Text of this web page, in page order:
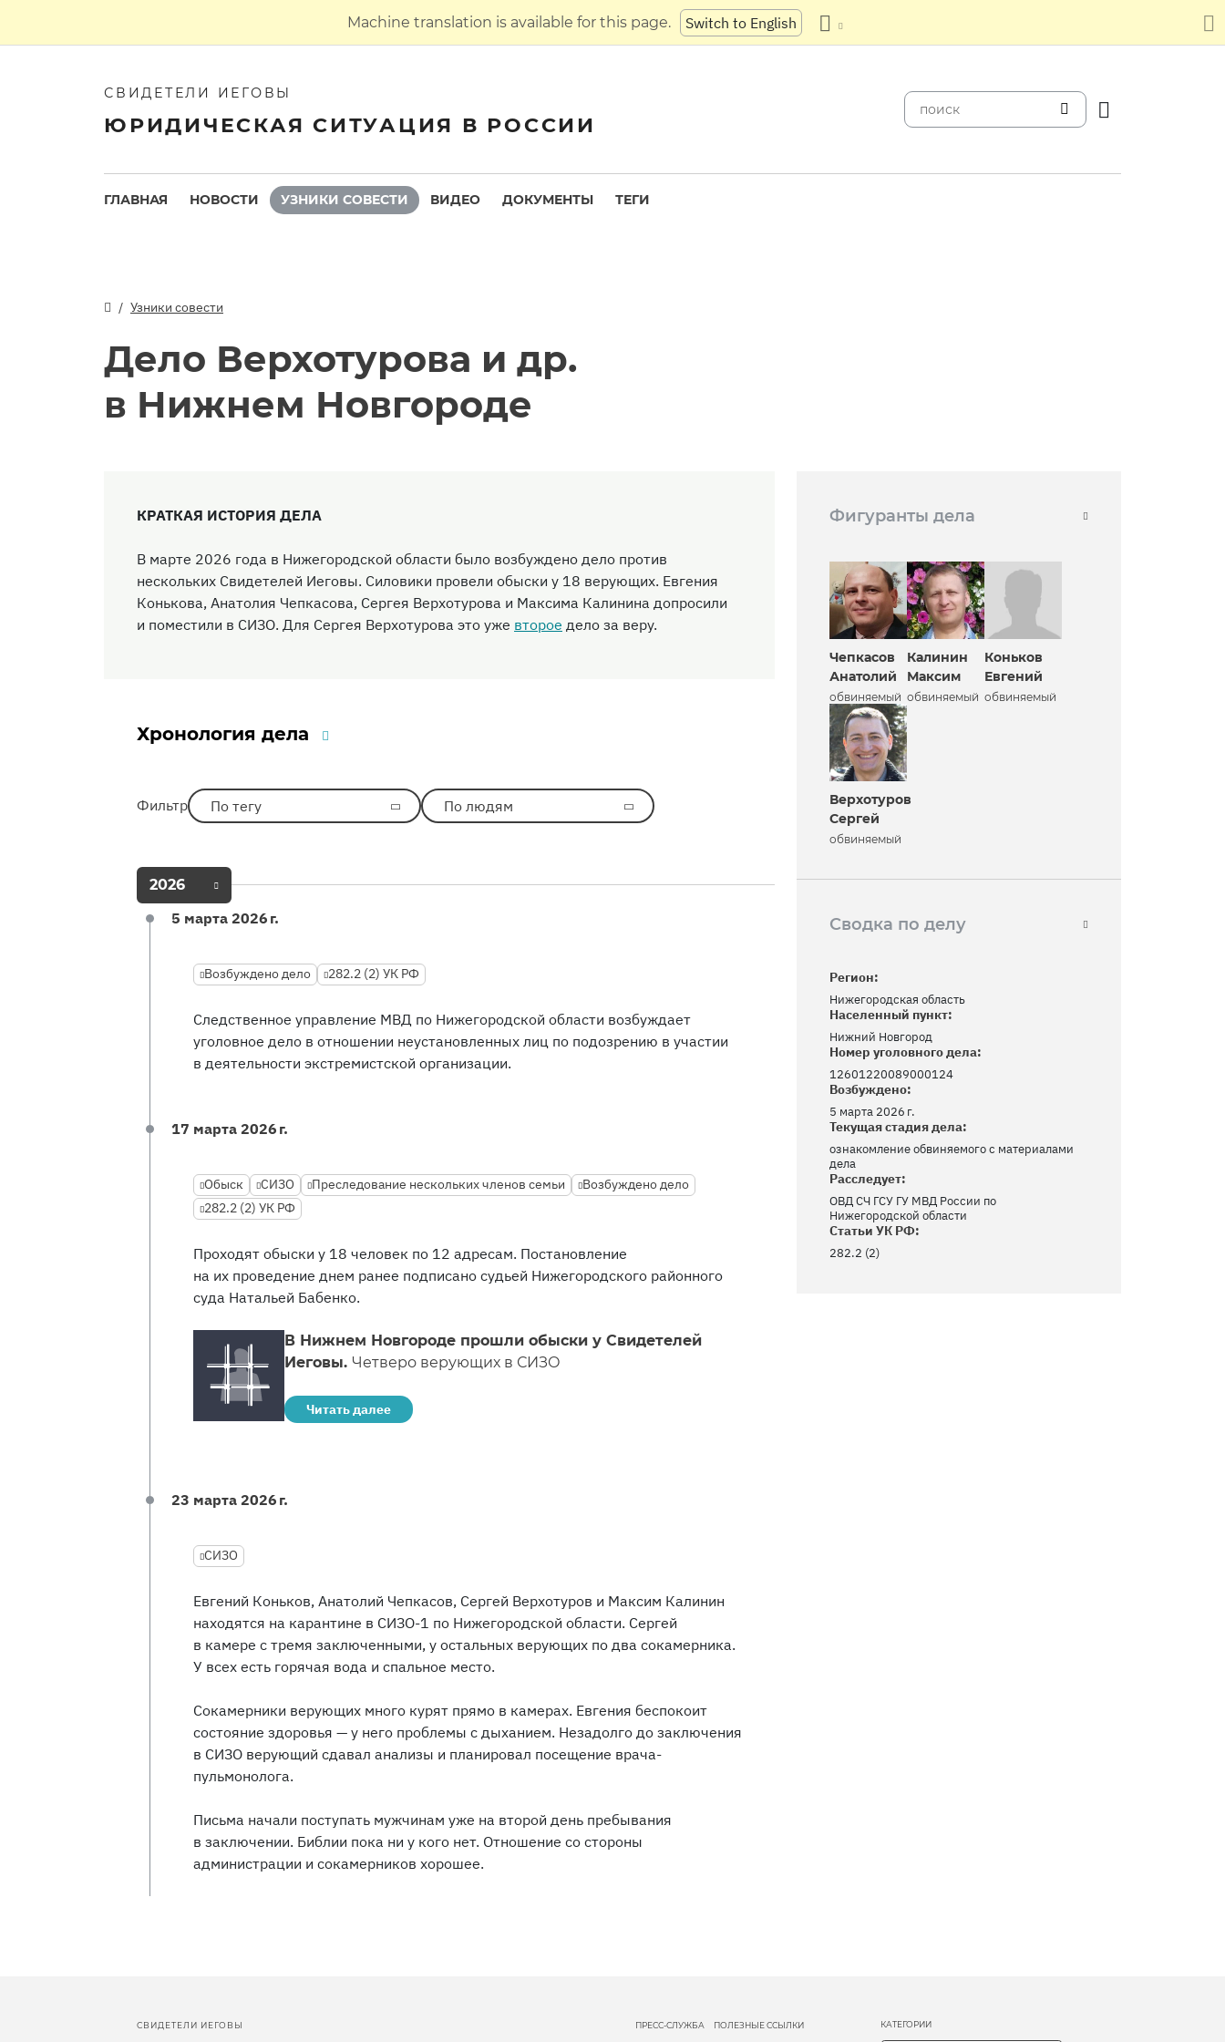
Machine translation is available for this page. Switch to English
СВИДЕТЕЛИ ИЕГОВЫ
ЮРИДИЧЕСКАЯ СИТУАЦИЯ В РОССИИ
ГЛАВНАЯ НОВОСТИ УЗНИКИ СОВЕСТИ ВИДЕО ДОКУМЕНТЫ ТЕГИ
Узники совести
Дело Верхотурова и др.
в Нижнем Новгороде
КРАТКАЯ ИСТОРИЯ ДЕЛА
В марте 2026 года в Нижегородской области было возбуждено дело против
нескольких Свидетелей Иеговы. Силовики провели обыски у 18 верующих. Евгения
Конькова, Анатолия Чепкасова, Сергея Верхотурова и Максима Калинина допросили
и поместили в СИЗО. Для Сергея Верхотурова это уже второе дело за веру.
Хронология дела
Фильтр По тегу По людям
2026
5 марта 2026 г.
Возбуждено дело 282.2 (2) УК РФ
Следственное управление МВД по Нижегородской области возбуждает
уголовное дело в отношении неустановленных лиц по подозрению в участии
в деятельности экстремистской организации.
17 марта 2026 г.
Обыск СИЗО Преследование нескольких членов семьи
Возбуждено дело
282.2 (2) УК РФ
Проходят обыски у 18 человек по 12 адресам. Постановление
на их проведение днем ранее подписано судьей Нижегородского районного
суда Натальей Бабенко.
В Нижнем Новгороде прошли обыски у Свидетелей
Иеговы. Четверо верующих в СИЗО
Читать далее
23 марта 2026 г.
СИЗО
Евгений Коньков, Анатолий Чепкасов, Сергей Верхотуров и Максим Калинин
находятся на карантине в СИЗО-1 по Нижегородской области. Сергей
в камере с тремя заключенными, у остальных верующих по два сокамерника.
У всех есть горячая вода и спальное место.
Сокамерники верующих много курят прямо в камерах. Евгения беспокоит
состояние здоровья — у него проблемы с дыханием. Незадолго до заключения
в СИЗО верующий сдавал анализы и планировал посещение врача-
пульмонолога.
Письма начали поступать мужчинам уже на второй день пребывания
в заключении. Библии пока ни у кого нет. Отношение со стороны
администрации и сокамерников хорошее.
Фигуранты дела
Чепкасов
Анатолий
обвиняемый
Калинин
Максим
обвиняемый
Коньков
Евгений
обвиняемый
Верхотуров
Сергей
обвиняемый
Сводка по делу
Регион:
Нижегородская область
Населенный пункт:
Нижний Новгород
Номер уголовного дела:
12601220089000124
Возбуждено:
5 марта 2026 г.
Текущая стадия дела:
ознакомление обвиняемого с материалами
дела
Расследует:
ОВД СЧ ГСУ ГУ МВД России по
Нижегородской области
Статьи УК РФ:
282.2 (2)
СВИДЕТЕЛИ ИЕГОВЫ ПРЕСС-СЛУЖБА ПОЛЕЗНЫЕ ССЫЛКИ КАТЕГОРИИ